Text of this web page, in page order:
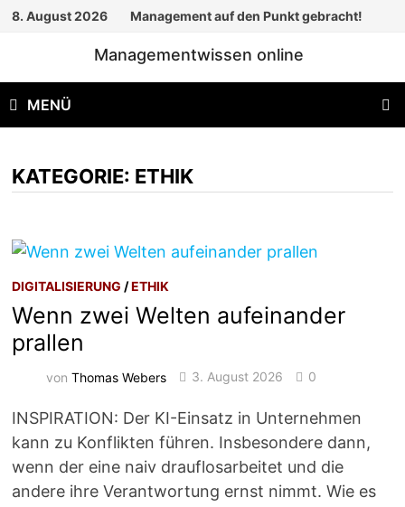
Zum
8. August 2026 Management auf den Punkt gebracht!
Managementwissen online
MENÜ
KATEGORIE: ETHIK
DIGITALISIERUNG /ETHIK
Wenn zwei Welten aufeinander
prallen
vonThomas Webers 3. August 2026 0
INSPIRATION: Der KI-Einsatz in Unternehmen
kann zu Konflikten führen. Insbesondere dann,
wenn der eine naiv drauflosarbeitet und die
andere ihre Verantwortung ernst nimmt. Wie es